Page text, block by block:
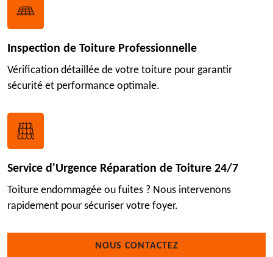
Inspection de Toiture Professionnelle
Vérification détaillée de votre toiture pour garantir
sécurité et performance optimale.
Service d'Urgence Réparation de Toiture 24/7
Toiture endommagée ou fuites ? Nous intervenons
rapidement pour sécuriser votre foyer.
NOUS CONTACTEZ